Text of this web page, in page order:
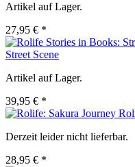
Artikel auf Lager.
27,95 € *
Street Scene
Artikel auf Lager.
39,95 € *
Derzeit leider nicht lieferbar.
28,95 € *